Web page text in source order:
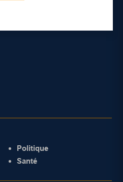
Politique
Santé